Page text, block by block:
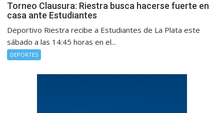
Torneo Clausura: Riestra busca hacerse fuerte en
casa ante Estudiantes
Deportivo Riestra recibe a Estudiantes de La Plata este
sábado a las 14:45 horas en el...
DEPORTES